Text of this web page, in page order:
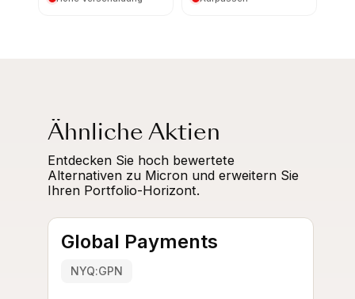
Ähnliche Aktien
Entdecken Sie hoch bewertete
Alternativen zu Micron und erweitern Sie
Ihren Portfolio-Horizont.
Global Payments
NYQ:GPN